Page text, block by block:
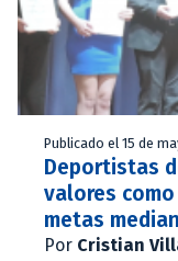
Publicado el 15 de
Deportistas
valores
metas
Por Cristian